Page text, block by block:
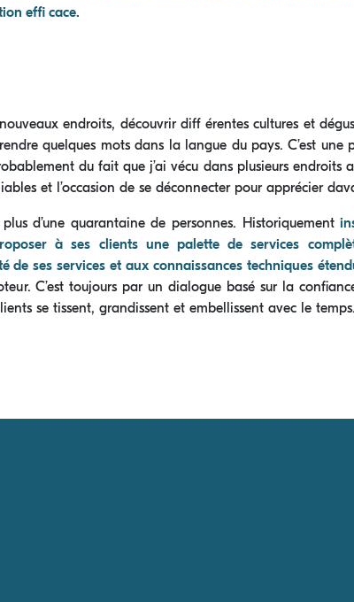
effi cace.
endroits, découvrir diff érentes cultures et
quelques mots dans la langue du pays. C’est
du fait que j’ai vécu dans plusieurs endroits
et l’occasion de se déconnecter pour apprécier
d’une quarantaine de personnes. Historiquement
à ses clients une palette de services
de ses services et aux connaissances techniques
C’est toujours par un dialogue basé sur la
se tissent, grandissent et embellissent avec le temps.